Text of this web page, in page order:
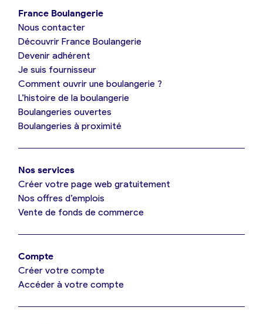
Je suis boulanger
Je découvre France Boulangerie
Mes tarifs
Je référence ma boulangerie (gratuit)
Offres d’emploi
Je suis fournisseur
France Boulangerie
Nous contacter
Découvrir France Boulangerie
Devenir adhérent
Je suis fournisseur
Comment ouvrir une boulangerie ?
L’histoire de la boulangerie
Boulangeries ouvertes
Boulangeries à proximité
Nos services
Créer votre page web gratuitement
Nos offres d’emplois
Vente de fonds de commerce
Compte
Créer votre compte
Accéder à votre compte